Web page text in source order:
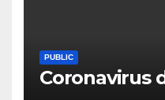
PUBLIC
Coronavirus